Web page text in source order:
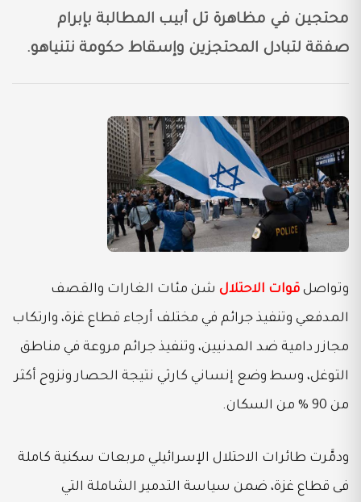
محتجين في مظاهرة تل أبيب المطالبة بإبرام
صفقة لتبادل المحتجزين وإسقاط حكومة نتنياهو.
وتواصل قوات الاحتلال شن مئات الغارات والقصف
المدفعي وتنفيذ جرائم في مختلف أرجاء قطاع غزة، وارتكاب
مجازر دامية ضد المدنيين، وتنفيذ جرائم مروعة في مناطق
التوغل، وسط وضع إنساني كارثي نتيجة الحصار ونزوح أكثر
من 90 % من السكان.
ودمَّرت طائرات الاحتلال الإسرائيلي مربعات سكنية كاملة
فى قطاع غزة، ضمن سياسة التدمير الشاملة التي